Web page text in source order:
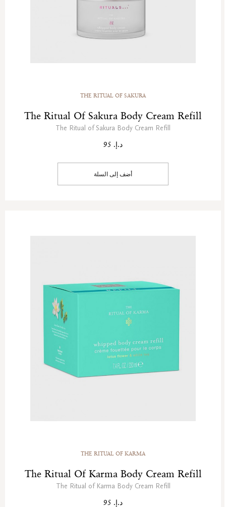
THE RITUAL OF SAKURA
The Ritual Of Sakura Body Cream Refill
The Ritual of Sakura Body Cream Refill
د.إ. 95
أضف إلى السلة
THE RITUAL OF KARMA
The Ritual Of Karma Body Cream Refill
The Ritual of Karma Body Cream Refill
د.إ. 95